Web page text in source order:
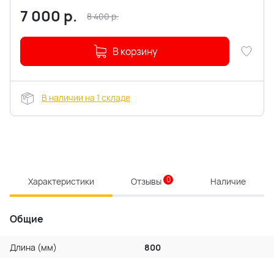
7 000 р. 8 400р.
В корзину
В наличии на 1 складе
Характеристики Отзывы 0 Наличие
Общие
Длина (мм)
800